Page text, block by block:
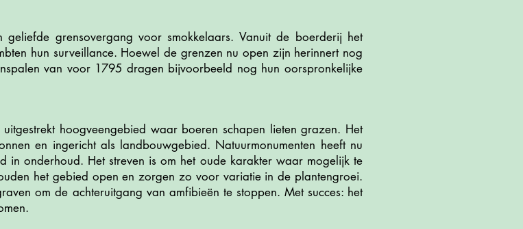
grensovergang voor smokkelaars. Vanuit de boerderij het
hun surveillance. Hoewel de grenzen nu open zijn herinnert nog
van voor 1795 dragen bijvoorbeeld nog hun oorspronkelijke
hoogveengebied waar boeren schapen lieten grazen. Het
en ingericht als landbouwgebied. Natuurmonumenten heeft nu
in onderhoud. Het streven is om het oude karakter waar mogelijk te
het gebied open en zorgen zo voor variatie in de plantengroei.
om de achteruitgang van amfibieën te stoppen. Met succes: het